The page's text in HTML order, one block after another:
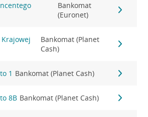
Bankomat
(Euronet)
Krajowej
Bankomat (Planet
Cash)
1 Bankomat (Planet Cash)
8B Bankomat (Planet Cash)